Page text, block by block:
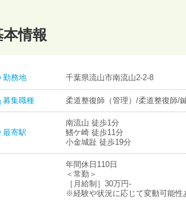
本情報
勤務地 千葉県流山市南流山2-2-8
募集職種 柔道整復師（管理）/柔道整復師/
最寄駅
南流山 徒歩1分
鰭ケ崎 徒歩11分
小金城趾 徒歩19分
年間休日110日
＜常勤＞
［月給制］30万円-
※経験や状況に応じて変動可能性